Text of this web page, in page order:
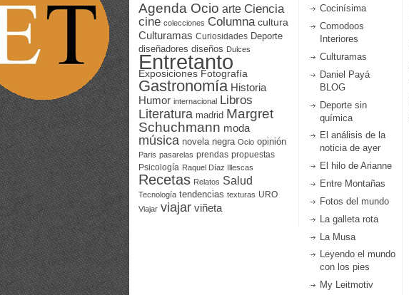
Agenda Ocio arte Ciencia
cine colecciones Columna cultura
Culturamas Curiosidades Deporte
diseñadores diseños Dulces
Entretanto
Exposiciones Fotografía
Gastronomía Historia
Humor internacional Libros
Literatura madrid Margret
Schuchmann moda
música novela negra Ocio opinión
Paris pasarelas prendas propuestas
Psicología Raquel Díaz Illescas
Recetas Relatos Salud
Tecnología tendencias texturas URO
Viajar viajar viñeta
Cocinísima
Comodoos
Interiores
Culturamas
Daniel Payá
BLOG
Deporte sin
química
El análisis de la
noticia de ayer
El hilo de Arianne
Entre Montañas
Fotos del mundo
La galleta rota
La Musa
Leyendo el mundo
con los pies
My Leitmotiv